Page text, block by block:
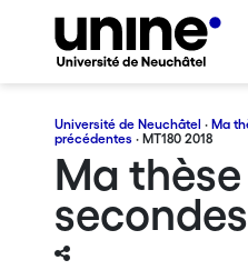
Université de Neuchâtel · Ma
précédentes · MT180 2018
Ma thèse
secondes